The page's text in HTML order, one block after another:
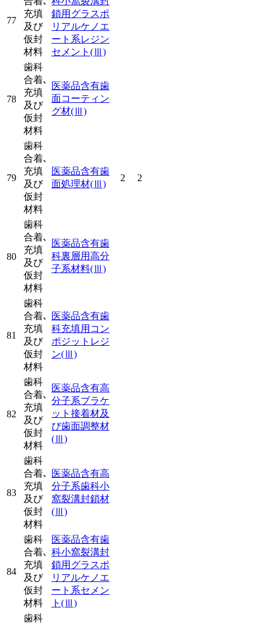
77
充填
及び
仮封
材料
鎖用グラスポ
リアルケノエ
ート系レジン
セメント (Ⅲ)
78
歯科
合着､
充填
及び
仮封
材料
医薬品含有歯
面コーティン
グ材(Ⅲ)
79
歯科
合着､
充填
及び
仮封
材料
医薬品含有歯
面処理材(Ⅲ)
2 2
80
歯科
合着､
充填
及び
仮封
材料
医薬品含有歯
科裏層用高分
子系材料(Ⅲ)
81
歯科
合着､
充填
及び
仮封
材料
医薬品含有歯
科充填用コン
ポジットレジ
ン(Ⅲ)
82
歯科
合着､
充填
及び
仮封
材料
医薬品含有高
分子系ブラケ
ット接着材及
び歯面調整材
(Ⅲ)
83
歯科
合着､
充填
及び
仮封
材料
医薬品含有高
分子系歯科小
窩裂溝封鎖材
(Ⅲ)
84
歯科
合着､
充填
及び
仮封
材料
医薬品含有歯
科小窩裂溝封
鎖用グラスポ
リアルケノエ
ート系セメン
ト (Ⅲ)
歯科